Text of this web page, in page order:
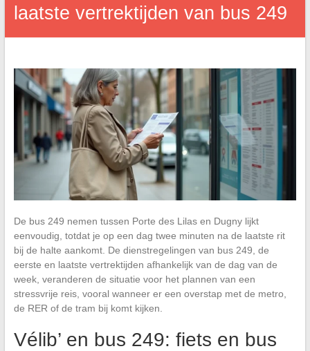
laatste vertrektijden van bus 249
De bus 249 nemen tussen Porte des Lilas en Dugny lijkt
eenvoudig, totdat je op een dag twee minuten na de laatste rit
bij de halte aankomt. De dienstregelingen van bus 249, de
eerste en laatste vertrektijden afhankelijk van de dag van de
week, veranderen de situatie voor het plannen van een
stressvrije reis, vooral wanneer er een overstap met de metro,
de RER of de tram bij komt kijken.
Vélib’ en bus 249: fiets en bus